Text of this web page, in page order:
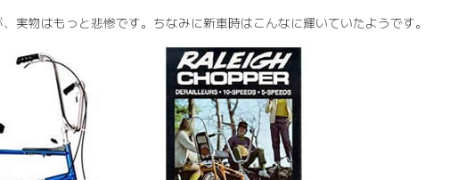
実物はもっと悲惨です。ちなみに新車時はこんなに輝いていたようです。